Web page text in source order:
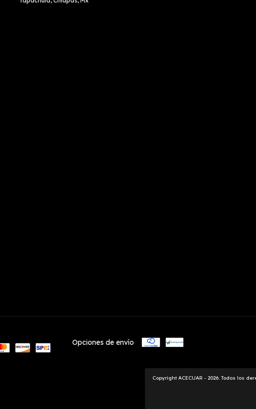
Opciones de envío
Copyright ACECUAR - 2026. Todos los